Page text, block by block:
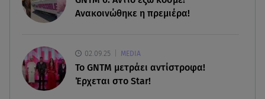
τραπεζικές καταθέσεις
Ανακοινώθηκε η πρεμιέρα!
02.09.25 MEDIA
Το GNTM μετράει αντίστροφα!
Έρχεται στο Star!